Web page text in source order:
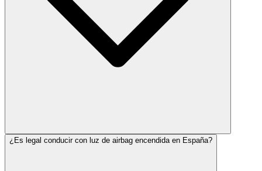
¿Es legal conducir con luz de airbag encendida en España?